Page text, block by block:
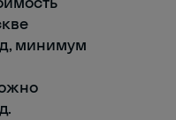
минимум